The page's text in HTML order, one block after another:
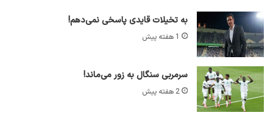
به تخیلات قایدی پاسخی نمی‌دهم!
1 هفته پیش
سرمربی سنگال به زور می‌ماند!
2 هفته پیش